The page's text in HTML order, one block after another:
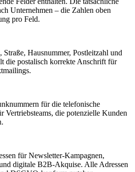
Unternehmen – die Zahlen oben
pro Feld.
Hausnummer, Postleitzahl und
die postalisch korrekte Anschrift für
für die telefonische
Vertriebsteams, die potenzielle Kunden
für Newsletter-Kampagnen,
digitale B2B-Akquise. Alle Adressen